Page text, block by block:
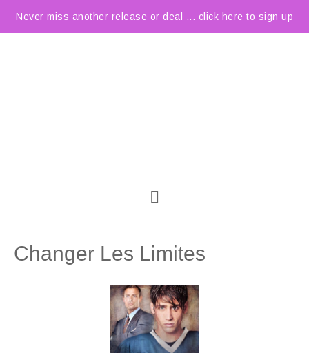
Never miss another release or deal ... click here to sign up
Changer Les Limites